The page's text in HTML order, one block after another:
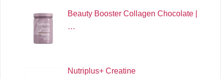
Beauty Booster Collagen Chocolate |
…
Nutriplus+ Creatine